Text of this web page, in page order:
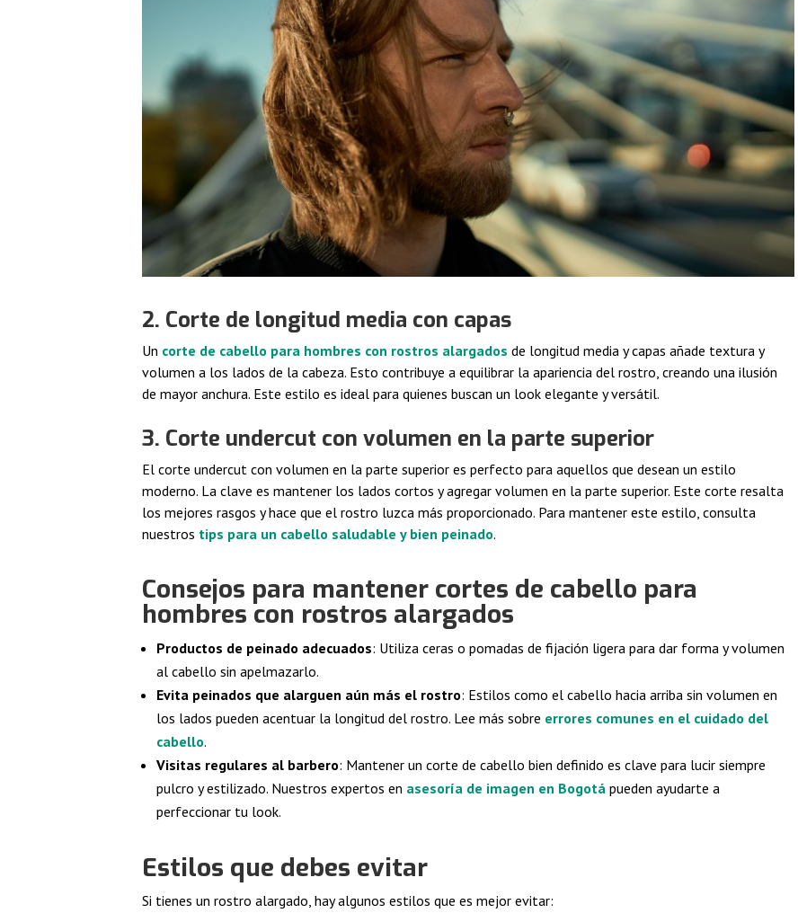
2. Corte de longitud media con capas
Un corte de cabello para hombres con rostros alargados de longitud media y capas añade textura y
volumen a los lados de la cabeza. Esto contribuye a equilibrar la apariencia del rostro, creando una ilusión
de mayor anchura. Este estilo es ideal para quienes buscan un look elegante y versátil.
3. Corte undercut con volumen en la parte superior
El corte undercut con volumen en la parte superior es perfecto para aquellos que desean un estilo
moderno. La clave es mantener los lados cortos y agregar volumen en la parte superior. Este corte resalta
los mejores rasgos y hace que el rostro luzca más proporcionado. Para mantener este estilo, consulta
nuestros tips para un cabello saludable y bien peinado.
Consejos para mantener cortes de cabello para
hombres con rostros alargados
Productos de peinado adecuados: Utiliza ceras o pomadas de fijación ligera para dar forma y volumen
al cabello sin apelmazarlo.
Evita peinados que alarguen aún más el rostro: Estilos como el cabello hacia arriba sin volumen en
los lados pueden acentuar la longitud del rostro. Lee más sobre errores comunes en el cuidado del
cabello.
Visitas regulares al barbero: Mantener un corte de cabello bien definido es clave para lucir siempre
pulcro y estilizado. Nuestros expertos en asesoría de imagen en Bogotápueden ayudarte a
perfeccionar tu look.
Estilos que debes evitar
Si tienes un rostro alargado, hay algunos estilos que es mejor evitar: